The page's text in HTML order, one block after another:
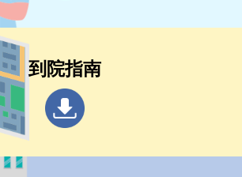
到院指南